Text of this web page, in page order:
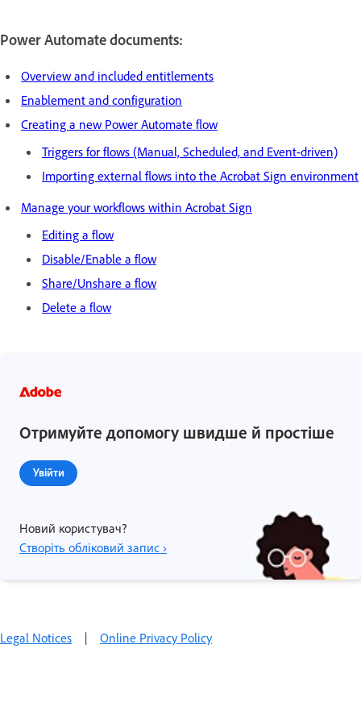
Power Automate documents:
Overview and included entitlements
Enablement and configuration
Creating a new Power Automate flow
Triggers for flows (Manual, Scheduled, and Event-driven)
Importing external flows into the Acrobat Sign environment
Manage your workflows within Acrobat Sign
Editing a flow
Disable/Enable a flow
Share/Unshare a flow
Delete a flow
Отримуйте допомогу швидше й простіше
Увійти
Новий користувач?
Створіть обліковий запис ›
Legal Notices | Online Privacy Policy